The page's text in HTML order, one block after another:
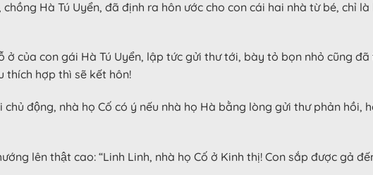
Hà Tú Uyển, đã định ra hôn ước cho con cái hai nhà từ bé, chỉ
của con gái Hà Tú Uyển, lập tức gửi thư tới, bày tỏ bọn nhỏ cũng
thích hợp thì sẽ kết hôn!
động, nhà họ Cố có ý nếu nhà họ Hà bằng lòng gửi thư phản hồi,
lên thật cao: “Linh Linh, nhà họ Cố ở Kinh thị! Con sắp được gả